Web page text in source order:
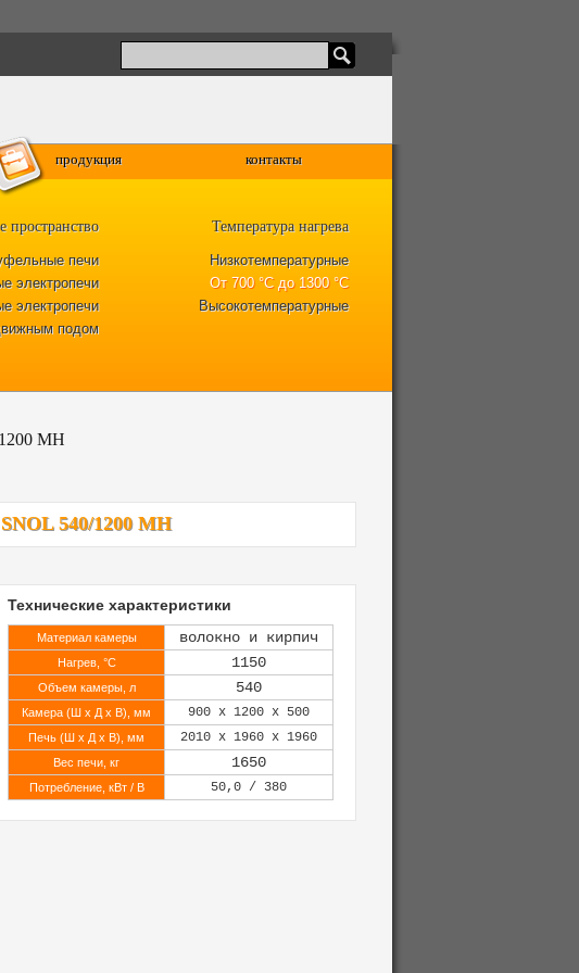
контакты
продукция
пространство
печи
электропечи
электропечи
подом
Температура нагрева
Низкотемпературные
От 700 °C до 1300 °C
Высокотемпературные
MH
SNOL 540/1200 MH
Технические характеристики
Материал камеры волокно и кирпич
Нагрев, °C 1150
Объем камеры, л 540
Камера (Ш х Д х В), мм 900 x 1200 x 500
Печь (Ш х Д х В), мм 2010 x 1960 x 1960
Вес печи, кг 1650
Потребление, кВт / В 50,0 / 380